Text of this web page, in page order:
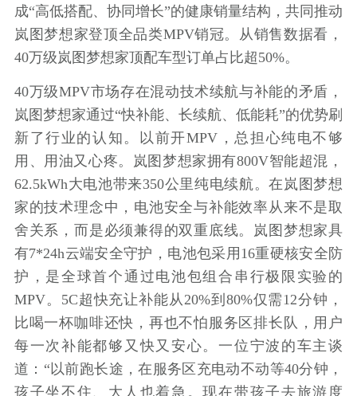
成“高低搭配、协同增长”的健康销量结构，共同推动
岚图梦想家登顶全品类MPV销冠。从销售数据看，
40万级岚图梦想家顶配车型订单占比超50%。
40万级MPV市场存在混动技术续航与补能的矛盾，
岚图梦想家通过“快补能、长续航、低能耗”的优势刷
新了行业的认知。以前开MPV，总担心纯电不够
用、用油又心疼。岚图梦想家拥有800V智能超混，
62.5kWh大电池带来350公里纯电续航。在岚图梦想
家的技术理念中，电池安全与补能效率从来不是取
舍关系，而是必须兼得的双重底线。岚图梦想家具
有7*24h云端安全守护，电池包采用16重硬核安全防
护，是全球首个通过电池包组合串行极限实验的
MPV。5C超快充让补能从20%到80%仅需12分钟，
比喝一杯咖啡还快，再也不怕服务区排长队，用户
每一次补能都够又快又安心。一位宁波的车主谈
道：“以前跑长途，在服务区充电动不动等40分钟，
孩子坐不住、大人也着急。现在带孩子去旅游度